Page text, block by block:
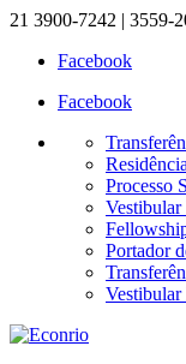
21 3900-7242 | 3559-
Facebook
Facebook
Processo
Portador